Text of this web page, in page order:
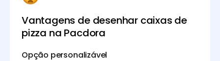
Vantagens de desenhar caixas de
pizza na Pacdora
Opção personalizável